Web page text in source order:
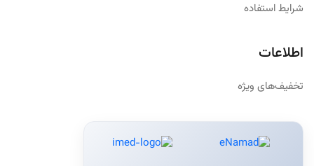
شرایط استفاده
اطلاعات
تخفیف‌های ویژه